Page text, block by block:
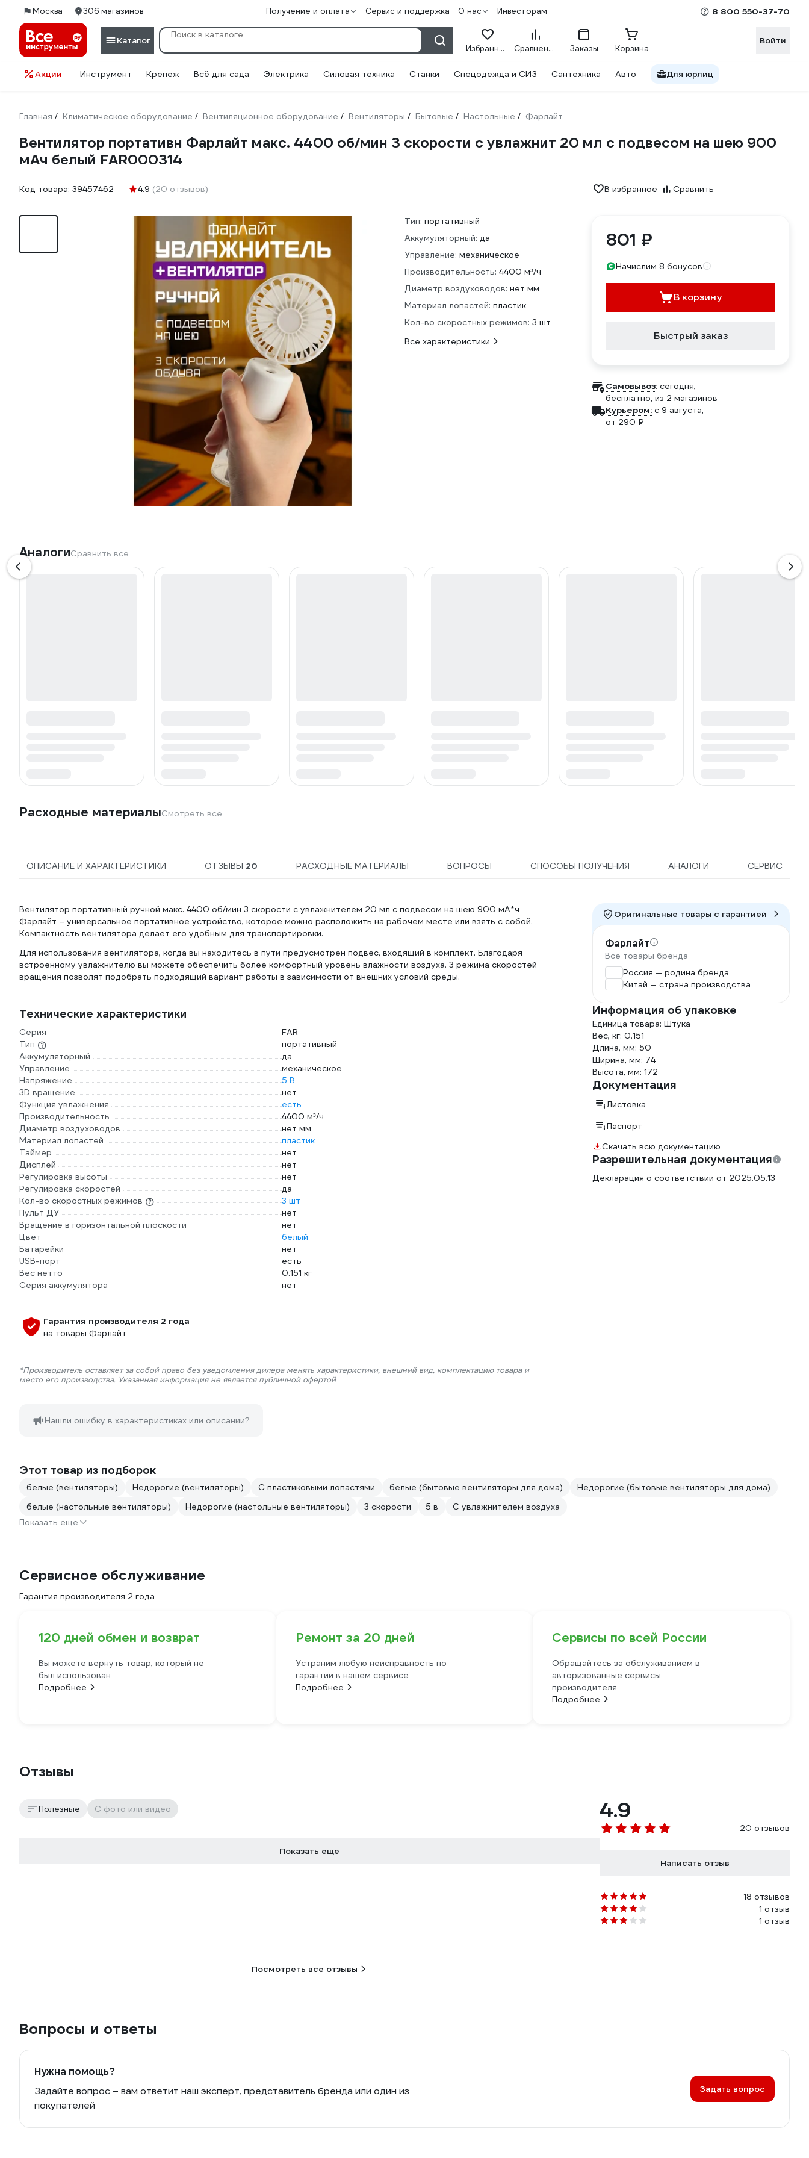
Москва 306 магазинов Получение и оплата Сервис и поддержка О нас Инвесторам 8 800 550-37-70
Каталог
Избранное Сравнение Заказы Корзина
Войти
Акции Инструмент Крепеж Всё для сада Электрика Силовая техника Станки Спецодежда и СИЗ Сантехника Авто Для юрлиц
Главная / Климатическое оборудование / Вентиляционное оборудование / Вентиляторы / Бытовые / Настольные / Фарлайт
Вентилятор портативн Фарлайт макс. 4400 об/мин 3 скорости с увлажнит 20 мл с подвесом на шею 900
мАч белый FAR000314
Код товара: 39457462 4.9 (20 отзывов) В избранное Сравнить
Тип: портативный
Аккумуляторный: да
Управление: механическое
Производительность: 4400 м³/ч
Диаметр воздуховодов: нет мм
Материал лопастей: пластик
Кол-во скоростных режимов: 3 шт
Все характеристики
801 ₽
Начислим 8 бонусов
В корзину
Быстрый заказ
Самовывоз: сегодня,
бесплатно, из 2 магазинов
Курьером: c 9 августа,
от 290 ₽
АналогиСравнить все
Расходные материалыСмотреть все
ОПИСАНИЕ И ХАРАКТЕРИСТИКИ ОТЗЫВЫ 20 РАСХОДНЫЕ МАТЕРИАЛЫ ВОПРОСЫ СПОСОБЫ ПОЛУЧЕНИЯ АНАЛОГИ СЕРВИС
Вентилятор портативный ручной макс. 4400 об/мин 3 скорости с увлажнителем 20 мл с подвесом на шею 900 мА*ч
Фарлайт – универсальное портативное устройство, которое можно расположить на рабочем месте или взять с собой.
Компактность вентилятора делает его удобным для транспортировки.
Для использования вентилятора, когда вы находитесь в пути предусмотрен подвес, входящий в комплект. Благодаря
встроенному увлажнителю вы можете обеспечить более комфортный уровень влажности воздуха. 3 режима скоростей
вращения позволят подобрать подходящий вариант работы в зависимости от внешних условий среды.
Технические характеристики
Серия
FAR
Тип
портативный
Аккумуляторный
да
Управление
механическое
Напряжение
5 В
3D вращение
нет
Функция увлажнения
есть
Производительность
4400 м³/ч
Диаметр воздуховодов
нет мм
Материал лопастей
пластик
Таймер
нет
Дисплей
нет
Регулировка высоты
нет
Регулировка скоростей
да
Кол-во скоростных режимов
3 шт
Пульт ДУ
нет
Вращение в горизонтальной плоскости
нет
Цвет
белый
Батарейки
нет
USB-порт
есть
Вес нетто
0.151 кг
Серия аккумулятора
нет
Гарантия производителя 2 года
на товары Фарлайт
*Производитель оставляет за собой право без уведомления дилера менять характеристики, внешний вид, комплектацию товара и
место его производства. Указанная информация не является публичной офертой
Нашли ошибку в характеристиках или описании?
Оригинальные товары c гарантией
Фарлайт
Все товары бренда
Россия — родина бренда
Китай — страна производства
Информация об упаковке
Единица товара: Штука
Вес, кг: 0.151
Длина, мм: 50
Ширина, мм: 74
Высота, мм: 172
Документация
Листовка
Паспорт
Скачать всю документацию
Разрешительная документация
Декларация о соответствии от 2025.05.13
Этот товар из подборок
белые (вентиляторы) Недорогие (вентиляторы) С пластиковыми лопастями белые (бытовые вентиляторы для дома)
Недорогие (бытовые вентиляторы для дома)
белые (настольные вентиляторы)
Недорогие (настольные вентиляторы) 3 скорости 5 в
С увлажнителем воздуха
Показать еще
Сервисное обслуживание
Гарантия производителя 2 года
120 дней обмен и возврат
Вы можете вернуть товар, который не
был использован
Подробнее
Ремонт за 20 дней
Устраним любую неисправность по
гарантии в нашем сервисе
Подробнее
Сервисы по всей России
Обращайтесь за обслуживанием в
авторизованные сервисы
производителя
Подробнее
Отзывы
4.9
20 отзывов
Написать отзыв
18 отзывов
1 отзыв
1 отзыв
Полезные С фото или видео
Показать еще
Посмотреть все отзывы
Вопросы и ответы
Нужна помощь?
Задайте вопрос – вам ответит наш эксперт, представитель бренда или один из
покупателей
Задать вопрос